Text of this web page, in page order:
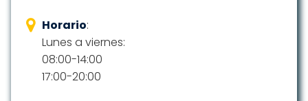
Horario:
Lunes a viernes:
08:00-14:00
17:00-20:00